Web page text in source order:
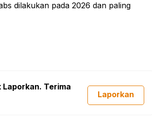
dilakukan pada 2026 dan paling
Terima
Laporkan